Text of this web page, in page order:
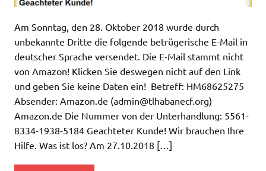
Am Sonntag, den 28. Oktober 2018 wurde durch
unbekannte Dritte die folgende betrügerische E-Mail in
deutscher Sprache versendet. Die E-Mail stammt nicht
von Amazon! Klicken Sie deswegen nicht auf den Link
und geben Sie keine Daten ein! Betreff: HM68625275
Absender: Amazon.de (admin@tlhabanecf.org)
Amazon.de Die Nummer von der Unterhandlung: 5561-
8334-1938-5184 Geachteter Kunde! Wir brauchen Ihre
Hilfe. Was ist los? Am 27.10.2018 […]